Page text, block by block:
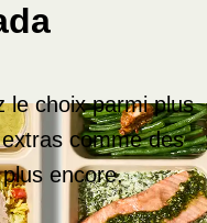
le choix parmi plus
comme des
encore.